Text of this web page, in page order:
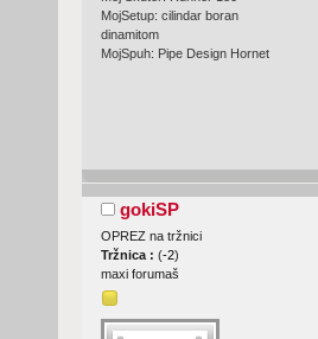
MojSetup: cilindar boran
dinamitom
MojSpuh: Pipe Design Hornet
gokiSP
OPREZ na tržnici
Tržnica : (-2)
maxi forumaš